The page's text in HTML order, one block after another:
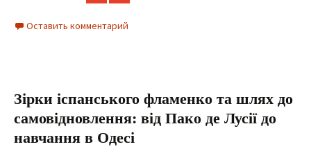
Оставить комментарий
Зірки іспанського фламенко та шлях до
самовідновлення: від Пако де Лусії до
навчання в Одесі